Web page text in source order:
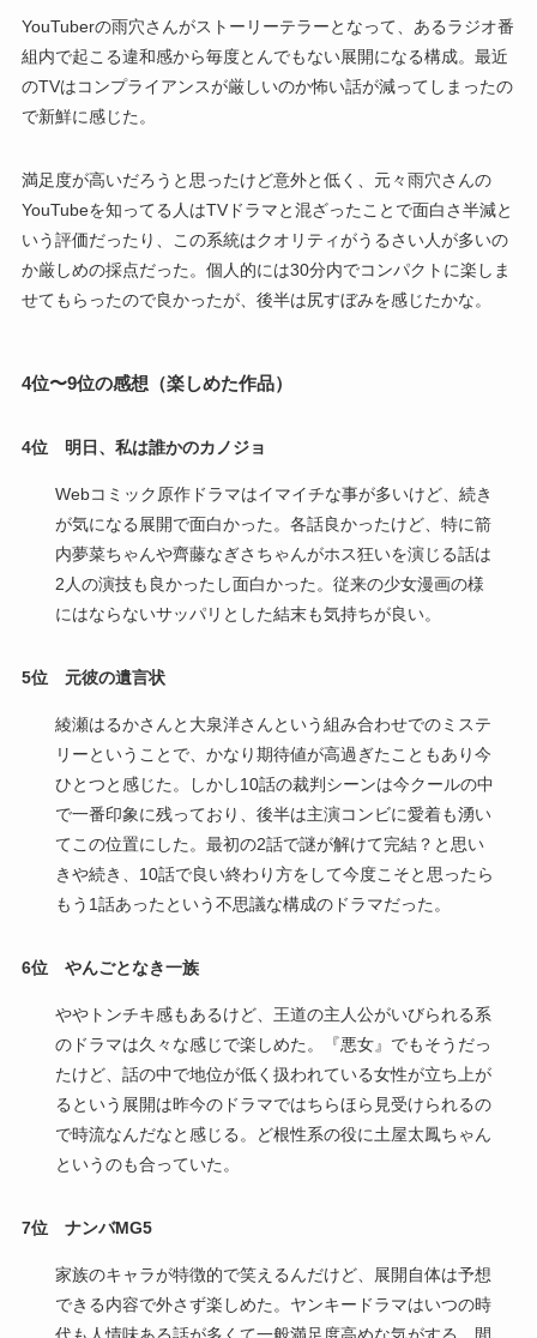
YouTuberの雨穴さんがストーリーテラーとなって、あるラジオ番
組内で起こる違和感から毎度とんでもない展開になる構成。最近
のTVはコンプライアンスが厳しいのか怖い話が減ってしまったの
で新鮮に感じた。
満足度が高いだろうと思ったけど意外と低く、元々雨穴さんの
YouTubeを知ってる人はTVドラマと混ざったことで面白さ半減と
いう評価だったり、この系統はクオリティがうるさい人が多いの
か厳しめの採点だった。個人的には30分内でコンパクトに楽しま
せてもらったので良かったが、後半は尻すぼみを感じたかな。
4位〜9位の感想（楽しめた作品）
4位 明日、私は誰かのカノジョ
Webコミック原作ドラマはイマイチな事が多いけど、続き
が気になる展開で面白かった。各話良かったけど、特に箭
内夢菜ちゃんや齊藤なぎさちゃんがホス狂いを演じる話は
2人の演技も良かったし面白かった。従来の少女漫画の様
にはならないサッパリとした結末も気持ちが良い。
5位 元彼の遺言状
綾瀬はるかさんと大泉洋さんという組み合わせでのミステ
リーということで、かなり期待値が高過ぎたこともあり今
ひとつと感じた。しかし10話の裁判シーンは今クールの中
で一番印象に残っており、後半は主演コンビに愛着も湧い
てこの位置にした。最初の2話で謎が解けて完結？と思い
きや続き、10話で良い終わり方をして今度こそと思ったら
もう1話あったという不思議な構成のドラマだった。
6位 やんごとなき一族
ややトンチキ感もあるけど、王道の主人公がいびられる系
のドラマは久々な感じで楽しめた。『悪女』でもそうだっ
たけど、話の中で地位が低く扱われている女性が立ち上が
るという展開は昨今のドラマではちらほら見受けられるの
で時流なんだなと感じる。ど根性系の役に土屋太鳳ちゃん
というのも合っていた。
7位 ナンバMG5
家族のキャラが特徴的で笑えるんだけど、展開自体は予想
できる内容で外さず楽しめた。ヤンキードラマはいつの時